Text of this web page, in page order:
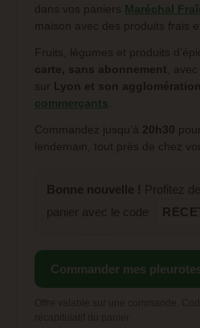
dans vos paniers Maréchal
maison avec des produits frais
Fruits, légumes et produits
carte, sans abonnement ,
sur Lyon et son agglomération
commerçants
Commandez jusqu’à 20h30
lendemain, tout près de chez
Bonne nouvelle ! Profitez de
panier avec le code
Commander mes